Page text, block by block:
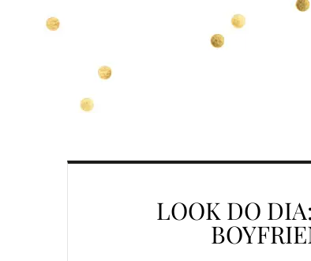
LOOK DO